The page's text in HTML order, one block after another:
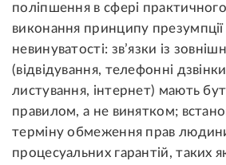
поліпшення в сфері практичного
виконання принципу презумпції
невинуватості: зв’язки із
(відвідування, телефонні
листування, інтернет) мають
правилом, а не винятком;
терміну обмеження прав
процесуальних гарантій, таких